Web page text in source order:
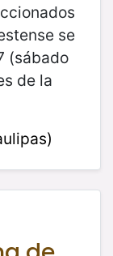
se
(sábado
de la